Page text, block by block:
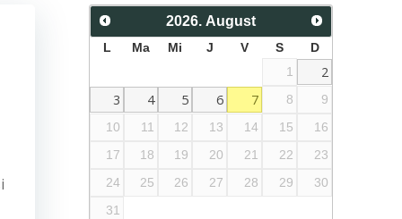
2026. August
L Ma Mi J V S
D
1
2
3
4 5 6 7 8
9
10
11 12 13 14 15
16
17
18 19 20 21 22
23
24
25 26 27 28 29
30
31